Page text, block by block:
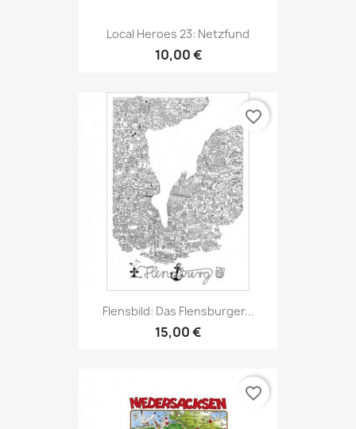
Local Heroes 23: Netzfund
10,00 €
Flensbild: Das Flensburger...
15,00 €
favorite_border
favorite_border